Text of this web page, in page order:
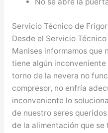
Servicio Técnico de
Desde el Servicio
Manises informamos que
tiene algún
torno de la nevera no
compresor, no enfría
inconveniente lo
de nuestro seres
de la alimentación que